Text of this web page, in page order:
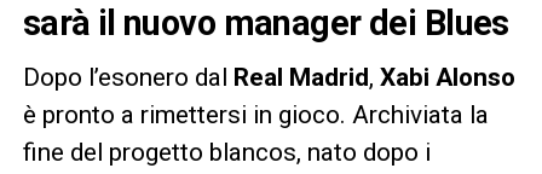
sarà il nuovo manager dei Blues
Dopo l’esonero dal Real Madrid, Xabi Alonso
è pronto a rimettersi in gioco. Archiviata la
fine del progetto blancos, nato dopo i